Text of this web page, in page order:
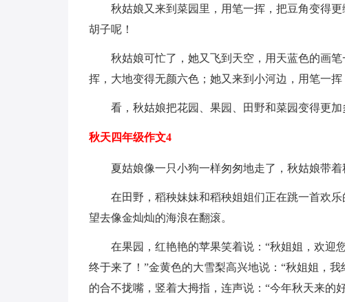
秋姑娘又来到菜园里，用笔一挥，把豆角变得
胡子呢！
秋姑娘可忙了，她又飞到天空，用天蓝色的画
挥，大地变得无颜六色；她又来到小河边，用笔一
看，秋姑娘把花园、果园、田野和菜园变得更
秋天四年级作文4
夏姑娘像一只小狗一样匆匆地走了，秋姑娘带着
在田野，稻秧妹妹和稻秧姐姐们正在跳一首欢
望去像金灿灿的海浪在翻滚。
在果园，红艳艳的苹果笑着说：“秋姐姐，欢迎
终于来了！”金黄色的大雪梨高兴地说：“秋姐姐，
的合不拢嘴，竖着大拇指，连声说：“今年秋天来的